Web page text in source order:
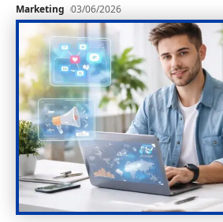
Marketing 03/06/2026